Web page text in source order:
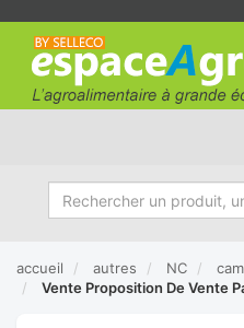
accueil autres NC
Vente Proposition De Vente